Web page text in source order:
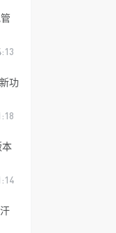
功